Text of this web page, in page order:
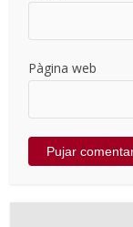
Pàgina web